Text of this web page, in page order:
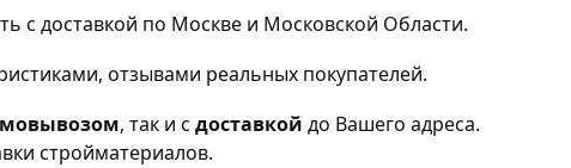
с доставкой по Москве и Московской Области.
отзывами реальных покупателей.
, так и с доставкой до Вашего адреса.
стройматериалов.